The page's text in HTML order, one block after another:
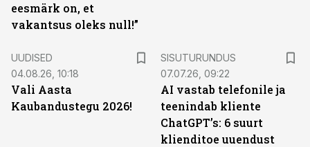
eesmärk on, et
vakantsus oleks null!”
UUDISED
04.08.26, 10:18
Vali Aasta
Kaubandustegu 2026!
SISUTURUNDUS
07.07.26, 09:22
AI vastab telefonile ja
teenindab kliente
ChatGPT’s: 6 suurt
klienditoe uuendust